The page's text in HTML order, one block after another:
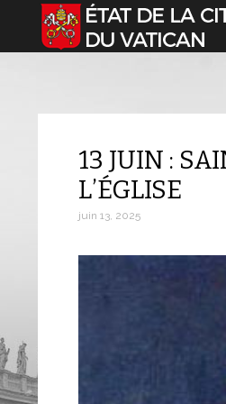
Sélectionnez votre langue
13 JUIN :
L’ÉGLISE
juin 13, 2025